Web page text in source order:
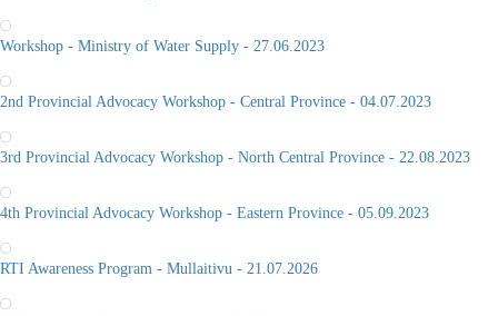
Workshop - Ministry of Water Supply - 27.06.2023
2nd Provincial Advocacy Workshop - Central Province - 04.07.2023
3rd Provincial Advocacy Workshop - North Central Province - 22.08.2023
4th Provincial Advocacy Workshop - Eastern Province - 05.09.2023
RTI Awareness Program - Mullaitivu - 21.07.2026